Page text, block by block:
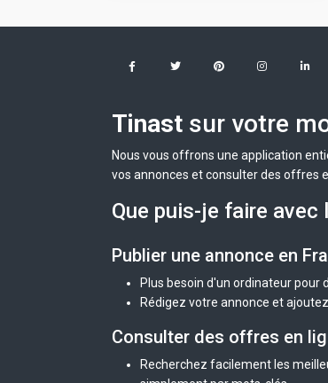
Tinast sur votre
Nous vous offrons une application
vos annonces et consulter des offres
Que puis-je faire avec
Publier une annonce en
Plus besoin d'un ordinateur pour
Rédigez votre annonce et
Consulter des offres en
Recherchez facilement les